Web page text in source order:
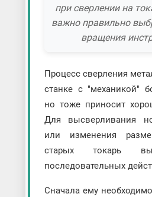
при сверлении на
важно правильно
вращения
Процесс сверления
станке с "механикой"
но тоже приносит
Для высверливания
или изменения
старых токарь
последовательных
Сначала ему